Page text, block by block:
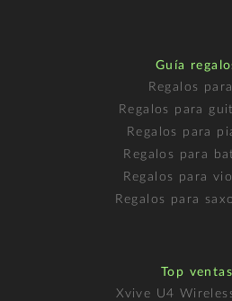
Guía
Regalos
Regalos para
Regalos para
Regalos para
Regalos para
Regalos para
Top ventas
Xvive U4